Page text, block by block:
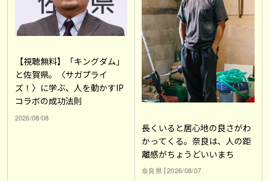
【視聴無料】「キングダム」
と佐賀県。〈サガプライ
ズ！〉に学ぶ、人を動かすIP
コラボの成功法則
2026/08/08
長くいると居心地の良さがわ
かってくる。奈良は、人の距
離感がちょうどいいまち
奈良県 2026/08/07